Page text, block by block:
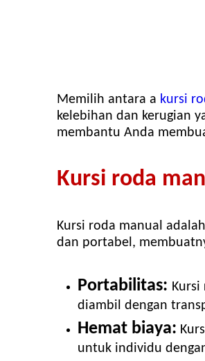
Memilih antara a kursi
kelebihan dan kerugian
membantu Anda
Kursi roda
Kursi roda manual
dan portabel,
Portabilitas:
diambil dengan
Hemat biaya:
untuk individu